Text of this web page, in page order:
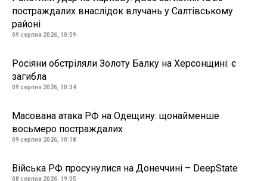
постраждалих внаслідок влучань у Салтівському
районі
09 серпня 2026, 10:59
Росіяни обстріляли Золоту Балку на Херсонщині: є
загибла
09 серпня 2026, 10:34
Масована атака РФ на Одещину: щонайменше
восьмеро постраждалих
09 серпня 2026, 10:18
Війська РФ просунулися на Донеччині – DeepState
08 серпня 2026, 19:05